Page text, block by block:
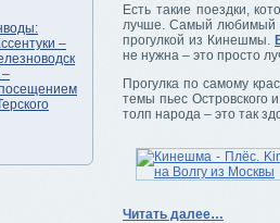
–
–
Есть такие поездки,
лучше. Самый любимый
прогулкой из Кинешмы.
не нужна – это просто
Прогулка по самому
темы пьес Островского
толп народа – это так
Читать далее…